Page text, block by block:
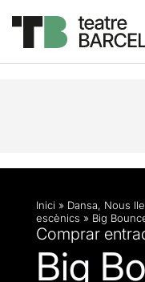
Descripció
Inici » Dansa, Nous
escènics » Big
Comprar
Big